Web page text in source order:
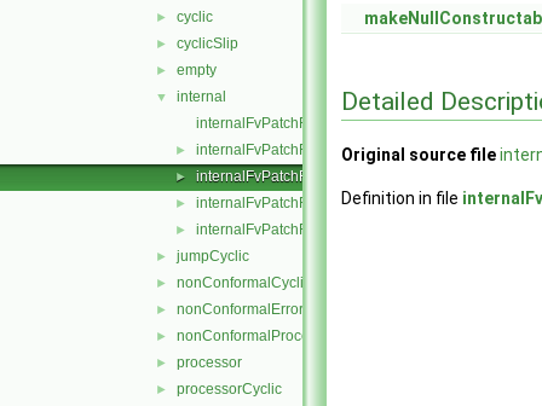
► cyclic
► cyclicSlip
► empty
▼
internal
internalFvPatchField.C
► internalFvPatchField.H
► internalFvPatchFields.C
► internalFvPatchFields.H
► internalFvPatchFieldsFwd.H
► jumpCyclic
► nonConformalCyclic
► nonConformalError
► nonConformalProcessorCyclic
► processor
► processorCyclic
Detailed
Original source file
Definition in file